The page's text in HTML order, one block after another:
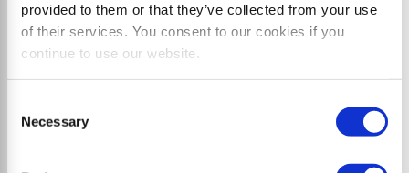
provided to them or that they’ve collected from your use
of their services. You consent to our cookies if you
continue to use our website.
Selection
Necessary